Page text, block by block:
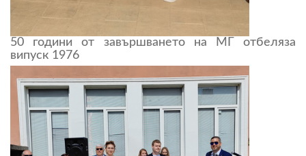
50 години от завършването на МГ отбеляза
випуск 1976